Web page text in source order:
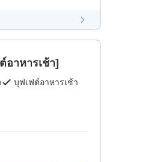
าหารเช้า]
บุฟเฟต์อาหารเช้า